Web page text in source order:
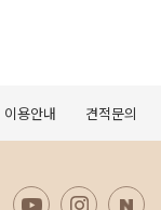
이용안내 견적문의